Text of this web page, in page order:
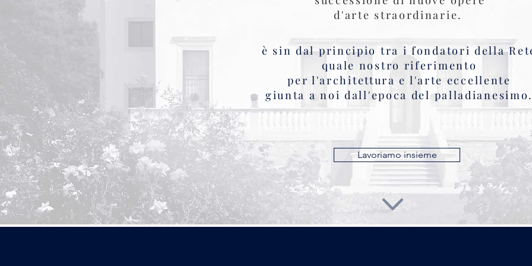
d'arte straordinarie.
è sin dal principio tra i fondatori della
quale nostro riferimento
per l'architettura e l'arte eccellente
giunta a noi dall'epoca del
Lavoriamo insieme